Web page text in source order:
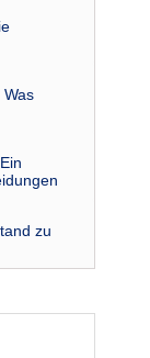
zu